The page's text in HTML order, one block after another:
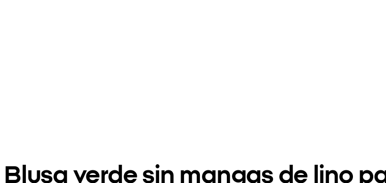
Blusa verde sin mangas de lino